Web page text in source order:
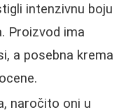
intenzivnu boju
Proizvod ima
a posebna krema
naročito oni u